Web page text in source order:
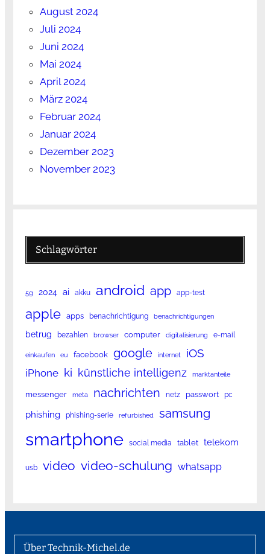
August 2024
Juli 2024
Juni 2024
Mai 2024
April 2024
März 2024
Februar 2024
Januar 2024
Dezember 2023
November 2023
Schlagwörter
5g 2024 ai akku android app app-test
apple apps benachrichtigung benachrichtigungen
betrug bezahlen browser computer digitalisierung e-mail
einkaufen eu facebook google internet iOS
iPhone ki künstliche intelligenz marktanteile
messenger meta nachrichten netz passwort pc
phishing phishing-serie refurbished samsung
smartphone social media tablet telekom
usb video video-schulung whatsapp
Über Technik-Michel.de